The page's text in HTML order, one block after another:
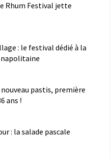
Rhum Festival jette
: le festival dédié à la
pastis, première
ans !
: la salade pascale